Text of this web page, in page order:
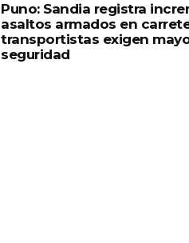
Puno: Sandia registra
asaltos armados en
transportistas exigen
seguridad